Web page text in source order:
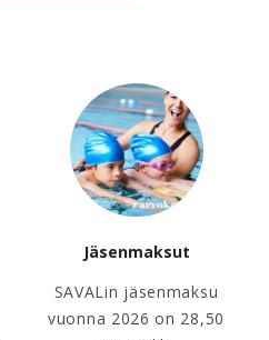
Jäsenmaksut
SAVALin jäsenmaksu
vuonna 2026 on 28,50